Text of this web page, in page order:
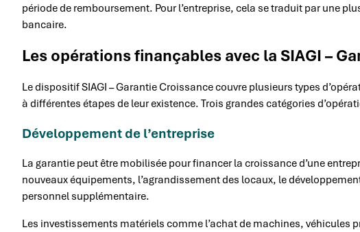
période de remboursement. Pour l’entreprise, cela se traduit par une
bancaire.
Les opérations finançables avec la SIAGI –
Le dispositif SIAGI – Garantie Croissance couvre plusieurs types
à différentes étapes de leur existence. Trois grandes catégories
Développement de l’entreprise
La garantie peut être mobilisée pour financer la croissance d’une
nouveaux équipements, l’agrandissement des locaux, le
personnel supplémentaire.
Les investissements matériels comme l’achat de machines,